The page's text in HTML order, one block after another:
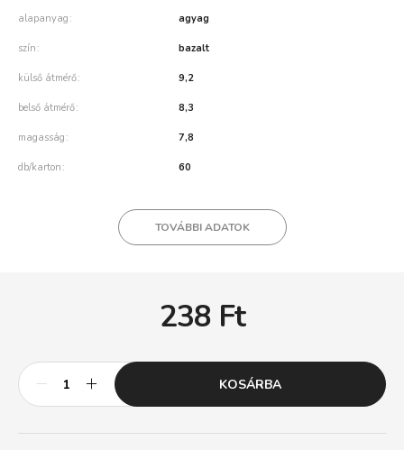
alapanyag agyag
szín bazalt
külső átmérő 9,2
belső átmérő 8,3
magasság 7,8
db/karton 60
TOVÁBBI ADATOK
238Ft
KOSÁRBA